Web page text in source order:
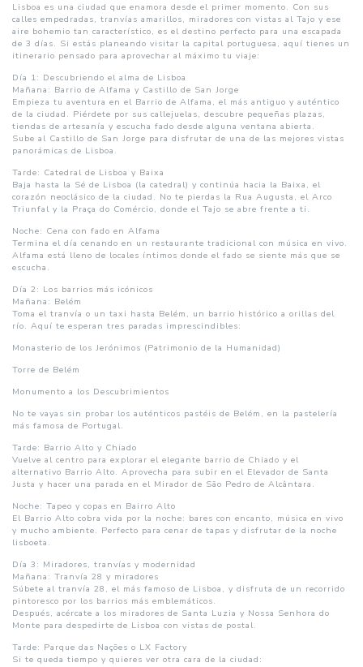
Lisboa es una ciudad que enamora desde el primer momento. Con sus
calles empedradas, tranvías amarillos, miradores con vistas al Tajo y ese
aire bohemio tan característico, es el destino perfecto para una escapada
de 3 días. Si estás planeando visitar la capital portuguesa, aquí tienes un
itinerario pensado para aprovechar al máximo tu viaje:
Día 1: Descubriendo el alma de Lisboa
Mañana: Barrio de Alfama y Castillo de San Jorge
Empieza tu aventura en el Barrio de Alfama, el más antiguo y auténtico
de la ciudad. Piérdete por sus callejuelas, descubre pequeñas plazas,
tiendas de artesanía y escucha fado desde alguna ventana abierta.
Sube al Castillo de San Jorge para disfrutar de una de las mejores vistas
panorámicas de Lisboa.
Tarde: Catedral de Lisboa y Baixa
Baja hasta la Sé de Lisboa (la catedral) y continúa hacia la Baixa, el
corazón neoclásico de la ciudad. No te pierdas la Rua Augusta, el Arco
Triunfal y la Praça do Comércio, donde el Tajo se abre frente a ti.
Noche: Cena con fado en Alfama
Termina el día cenando en un restaurante tradicional con música en vivo.
Alfama está lleno de locales íntimos donde el fado se siente más que se
escucha.
Día 2: Los barrios más icónicos
Mañana: Belém
Toma el tranvía o un taxi hasta Belém, un barrio histórico a orillas del
río. Aquí te esperan tres paradas imprescindibles:
Monasterio de los Jerónimos (Patrimonio de la Humanidad)
Torre de Belém
Monumento a los Descubrimientos
No te vayas sin probar los auténticos pastéis de Belém, en la pastelería
más famosa de Portugal.
Tarde: Barrio Alto y Chiado
Vuelve al centro para explorar el elegante barrio de Chiado y el
alternativo Barrio Alto. Aprovecha para subir en el Elevador de Santa
Justa y hacer una parada en el Mirador de São Pedro de Alcântara.
Noche: Tapeo y copas en Bairro Alto
El Barrio Alto cobra vida por la noche: bares con encanto, música en vivo
y mucho ambiente. Perfecto para cenar de tapas y disfrutar de la noche
lisboeta.
Día 3: Miradores, tranvías y modernidad
Mañana: Tranvía 28 y miradores
Súbete al tranvía 28, el más famoso de Lisboa, y disfruta de un recorrido
pintoresco por los barrios más emblemáticos.
Después, acércate a los miradores de Santa Luzia y Nossa Senhora do
Monte para despedirte de Lisboa con vistas de postal.
Tarde: Parque das Nações o LX Factory
Si te queda tiempo y quieres ver otra cara de la ciudad: